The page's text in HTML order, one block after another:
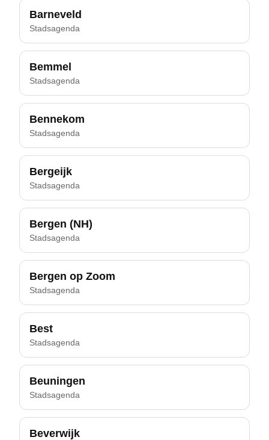
Barneveld
Stadsagenda
Bemmel
Stadsagenda
Bennekom
Stadsagenda
Bergeijk
Stadsagenda
Bergen (NH)
Stadsagenda
Bergen op Zoom
Stadsagenda
Best
Stadsagenda
Beuningen
Stadsagenda
Beverwijk